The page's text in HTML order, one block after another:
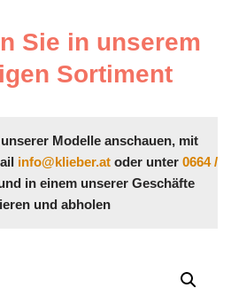
Sie in unserem
Sortiment
Modelle anschauen, mit
info@klieber.atoder unter 0664 /
in einem unserer Geschäfte
und abholen